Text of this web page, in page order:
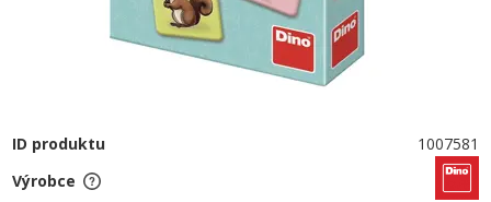
ID produktu
1007581
Výrobce